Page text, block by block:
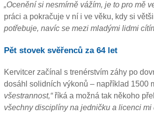
„Ocenění si nesmírně vážím, je to pro mě
práci a pokračuje v ní i ve věku, kdy si
potřebuje, navíc se mezi mladými lidmi
Pět stovek svěřenců za 64 let
Kervitcer začínal s trenérstvím záhy po
dosáhl solidních výkonů – například 1500
všestrannost,“říká a možná tak někoho
všechny disciplíny na jedničku a licenci